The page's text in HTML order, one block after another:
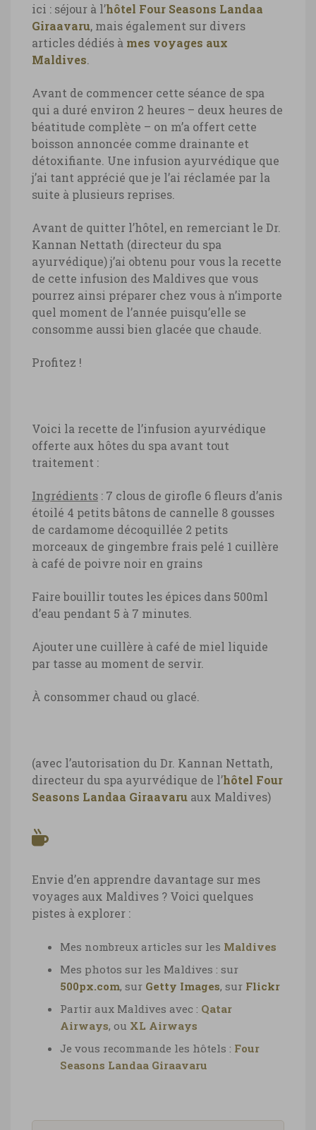
ici : séjour à l’hôtel Four Seasons Landaa
Giraavaru, mais également sur divers
articles dédiés à mes voyages aux
Maldives
Avant de commencer cette séance de spa
qui a duré environ 2 heures – deux heures de
béatitude complète – on m’a offert cette
boisson annoncée comme drainante et
détoxifiante. Une infusion ayurvédique que
j’ai tant apprécié que je l’ai réclamée par la
suite à plusieurs reprises.
Avant de quitter l’hôtel, en remerciant le Dr.
Kannan Nettath (directeur du spa
ayurvédique) j’ai obtenu pour vous la recette
de cette infusion des Maldives que vous
pourrez ainsi préparer chez vous à n’importe
quel moment de l’année puisqu’elle se
consomme aussi bien glacée que chaude.
Profitez !
Voici la recette de l’infusion ayurvédique
offerte aux hôtes du spa avant tout
traitement :
Ingrédients : 7 clous de girofle 6 fleurs d’anis
étoilé 4 petits bâtons de cannelle 8 gousses
de cardamome décoquillée 2 petits
morceaux de gingembre frais pelé 1 cuillère
à café de poivre noir en grains
Faire bouillir toutes les épices dans 500ml
d’eau pendant 5 à 7 minutes.
Ajouter une cuillère à café de miel liquide
par tasse au moment de servir.
À consommer chaud ou glacé.
(avec l’autorisation du Dr. Kannan Nettath,
directeur du spa ayurvédique de l’hôtel Four
Seasons Landaa Giraavaru aux Maldives)
Envie d’en apprendre davantage sur mes
voyages aux Maldives ? Voici quelques
pistes à explorer :
Mes nombreux articles sur les Maldives
Mes photos sur les Maldives : sur
500px.com, sur Getty Images, sur Flickr
Partir aux Maldives avec : Qatar
Airways, ou XL Airways
Je vous recommande les hôtels : Four
Seasons Landaa Giraavaru